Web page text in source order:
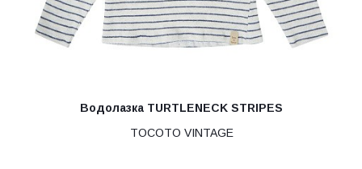
Водолазка TURTLENECK STRIPES
TOCOTO VINTAGE